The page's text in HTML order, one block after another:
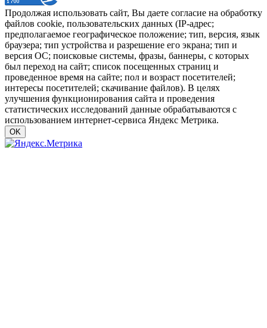
Продолжая использовать сайт, Вы даете согласие на обработку
файлов cookie, пользовательских данных (IP-адрес;
предполагаемое географическое положение; тип, версия, язык
браузера; тип устройства и разрешение его экрана; тип и
версия ОС; поисковые системы, фразы, баннеры, с которых
был переход на сайт; список посещенных страниц и
проведенное время на сайте; пол и возраст посетителей;
интересы посетителей; скачивание файлов). В целях
улучшения функционирования сайта и проведения
статистических исследований данные обрабатываются с
использованием интернет-сервиса Яндекс Метрика.
OK